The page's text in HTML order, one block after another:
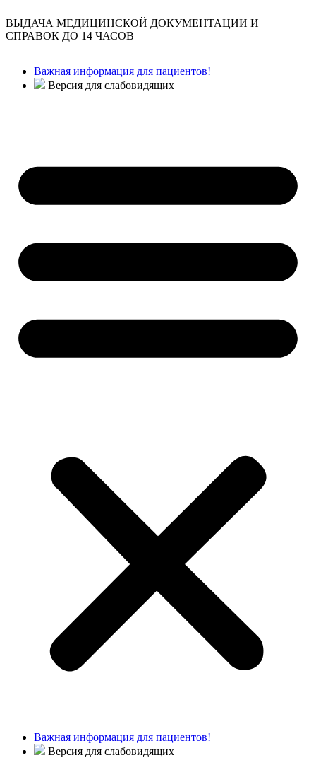
ВЫДАЧА МЕДИЦИНСКОЙ ДОКУМЕНТАЦИИ И
СПРАВОК ДО 14 ЧАСОВ
Важная информация для пациентов!
Версия для слабовидящих
Важная информация для пациентов!
Версия для слабовидящих